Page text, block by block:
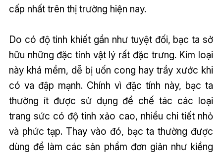
cấp nhất trên thị trường hiện nay.
Do có độ tinh khiết gần như tuyệt đối, bạc ta sở
hữu những đặc tính vật lý rất đặc trưng. Kim loại
này khá mềm, dễ bị uốn cong hay trầy xước khi
có va đập mạnh. Chính vì đặc tính này, bạc ta
thường ít được sử dụng để chế tác các loại
trang sức có độ tinh xảo cao, nhiều chi tiết nhỏ
và phức tạp. Thay vào đó, bạc ta thường được
dùng để làm các sản phẩm đơn giản như kiềng